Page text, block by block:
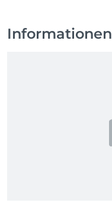
Informationen